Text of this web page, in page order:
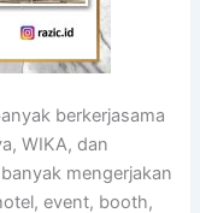
berkerjasama
WIKA, dan
mengerjakan
event, booth,